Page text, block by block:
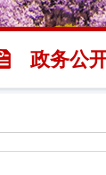
政务公